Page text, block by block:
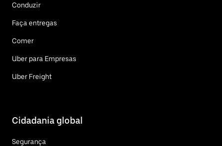
Conduzir
Faça entregas
Comer
Uber para Empresas
Uber Freight
Cidadania global
Segurança